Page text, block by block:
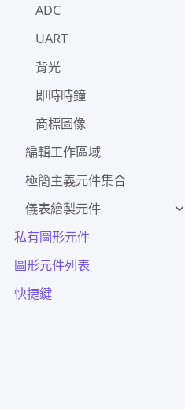
ADC
UART
背光
即時時鐘
商標圖像
編輯工作區域
極簡主義元件集合
儀表繪製元件
私有圖形元件
圖形元件列表
快捷鍵